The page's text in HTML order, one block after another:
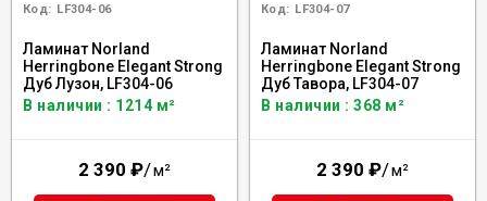
Код: LF304-06
Ламинат Norland
Herringbone Elegant Strong
Дуб Лузон, LF304-06
В наличии : 1214 м²
2 390 ₽/м²
Код: LF304-07
Ламинат Norland
Herringbone Elegant Strong
Дуб Тавора, LF304-07
В наличии : 368 м²
2 390 ₽/м²